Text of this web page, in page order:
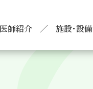
医師紹介 施設･設備